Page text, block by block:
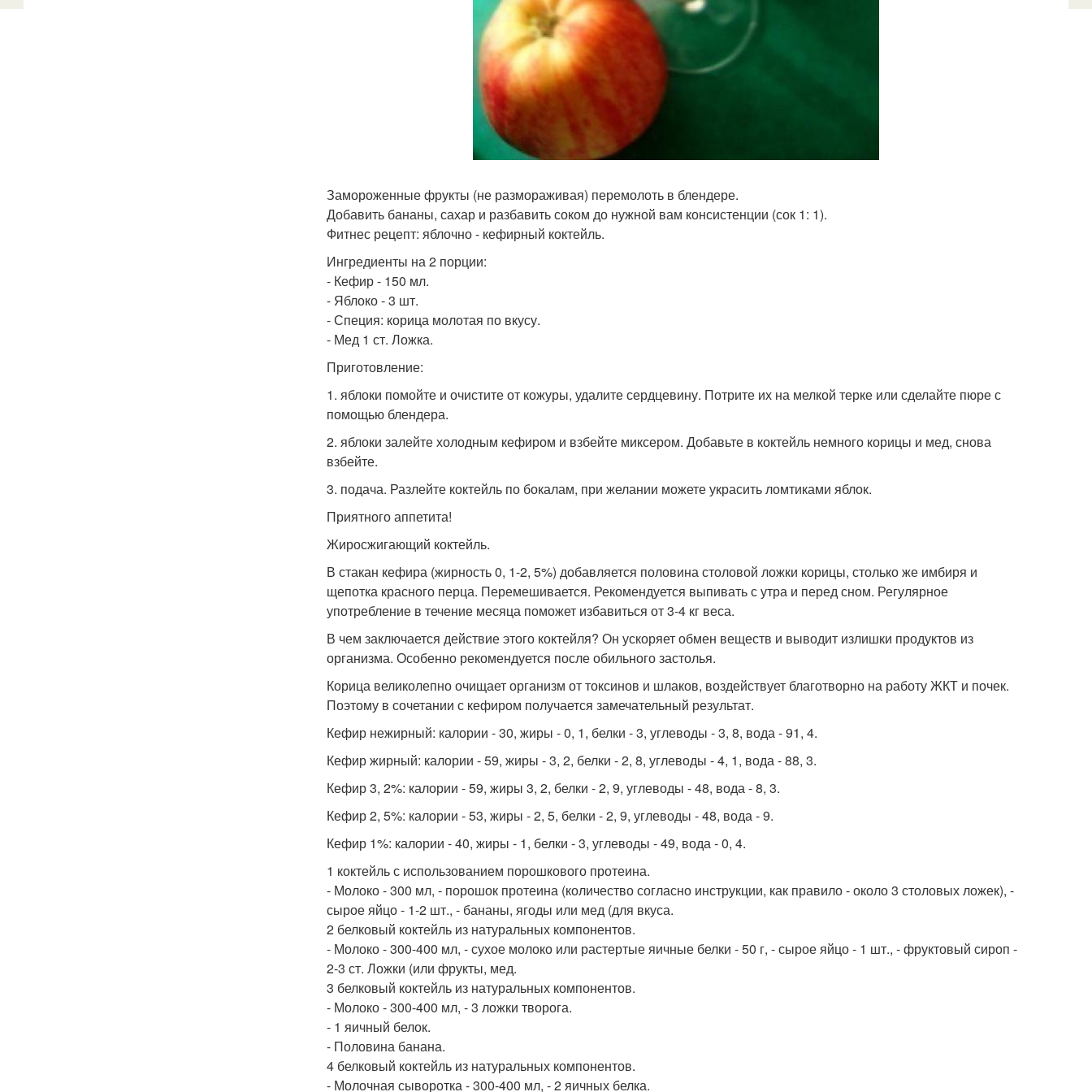
Замороженные фрукты (не размораживая) перемолоть в блендере.
Добавить бананы, сахар и разбавить соком до нужной вам консистенции (сок 1: 1).
Фитнес рецепт: яблочно - кефирный коктейль.
Ингредиенты на 2 порции:
- Кефир - 150 мл.
- Яблоко - 3 шт.
- Специя: корица молотая по вкусу.
- Мед 1 ст. Ложка.
Приготовление:
1. яблоки помойте и очистите от кожуры, удалите сердцевину. Потрите их на мелкой терке или сделайте пюре с
помощью блендера.
2. яблоки залейте холодным кефиром и взбейте миксером. Добавьте в коктейль немного корицы и мед, снова
взбейте.
3. подача. Разлейте коктейль по бокалам, при желании можете украсить ломтиками яблок.
Приятного аппетита!
Жиросжигающий коктейль.
В стакан кефира (жирность 0, 1-2, 5%) добавляется половина столовой ложки корицы, столько же имбиря и
щепотка красного перца. Перемешивается. Рекомендуется выпивать с утра и перед сном. Регулярное
употребление в течение месяца поможет избавиться от 3-4 кг веса.
В чем заключается действие этого коктейля? Он ускоряет обмен веществ и выводит излишки продуктов из
организма. Особенно рекомендуется после обильного застолья.
Корица великолепно очищает организм от токсинов и шлаков, воздействует благотворно на работу ЖКТ и почек.
Поэтому в сочетании с кефиром получается замечательный результат.
Кефир нежирный: калории - 30, жиры - 0, 1, белки - 3, углеводы - 3, 8, вода - 91, 4.
Кефир жирный: калории - 59, жиры - 3, 2, белки - 2, 8, углеводы - 4, 1, вода - 88, 3.
Кефир 3, 2%: калории - 59, жиры 3, 2, белки - 2, 9, углеводы - 48, вода - 8, 3.
Кефир 2, 5%: калории - 53, жиры - 2, 5, белки - 2, 9, углеводы - 48, вода - 9.
Кефир 1%: калории - 40, жиры - 1, белки - 3, углеводы - 49, вода - 0, 4.
1 коктейль с использованием порошкового протеина.
- Молоко - 300 мл, - порошок протеина (количество согласно инструкции, как правило - около 3 столовых ложек), -
сырое яйцо - 1-2 шт., - бананы, ягоды или мед (для вкуса.
2 белковый коктейль из натуральных компонентов.
- Молоко - 300-400 мл, - сухое молоко или растертые яичные белки - 50 г, - сырое яйцо - 1 шт., - фруктовый сироп -
2-3 ст. Ложки (или фрукты, мед.
3 белковый коктейль из натуральных компонентов.
- Молоко - 300-400 мл, - 3 ложки творога.
- 1 яичный белок.
- Половина банана.
4 белковый коктейль из натуральных компонентов.
- Молочная сыворотка - 300-400 мл, - 2 яичных белка.